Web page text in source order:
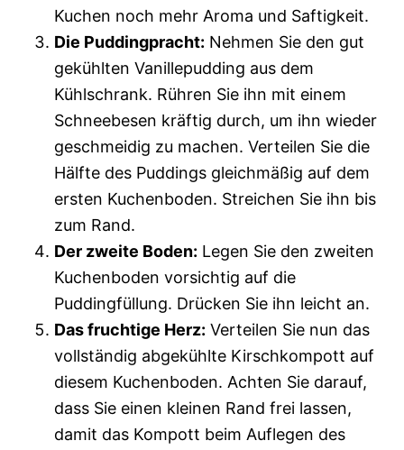
Kuchen noch mehr Aroma und Saftigkeit.
Die Puddingpracht: Nehmen Sie den gut
gekühlten Vanillepudding aus dem
Kühlschrank. Rühren Sie ihn mit einem
Schneebesen kräftig durch, um ihn wieder
geschmeidig zu machen. Verteilen Sie die
Hälfte des Puddings gleichmäßig auf dem
ersten Kuchenboden. Streichen Sie ihn bis
zum Rand.
Der zweite Boden: Legen Sie den zweiten
Kuchenboden vorsichtig auf die
Puddingfüllung. Drücken Sie ihn leicht an.
Das fruchtige Herz: Verteilen Sie nun das
vollständig abgekühlte Kirschkompott auf
diesem Kuchenboden. Achten Sie darauf,
dass Sie einen kleinen Rand frei lassen,
damit das Kompott beim Auflegen des